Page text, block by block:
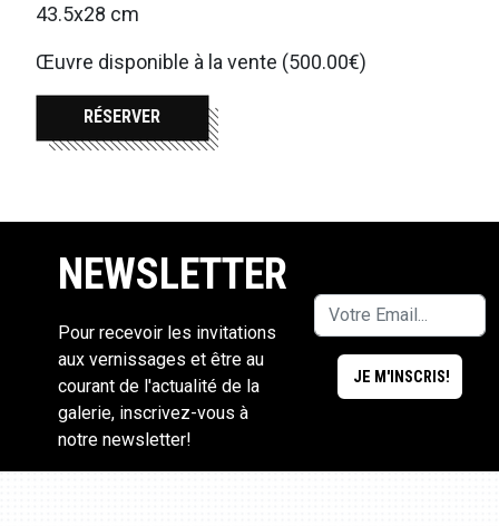
43.5x28 cm
Œuvre disponible à la vente (500.00€)
RÉSERVER
NEWSLETTER
Pour recevoir les invitations
aux vernissages et être au
courant de l'actualité de la
galerie, inscrivez-vous à
notre newsletter!